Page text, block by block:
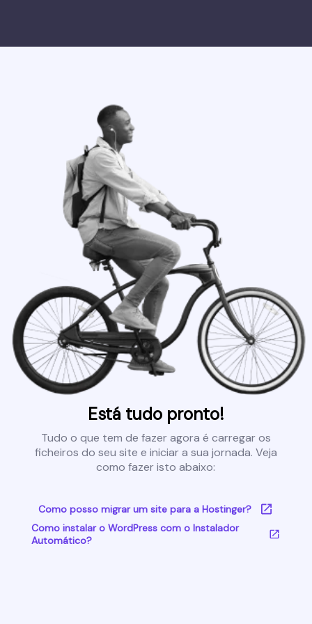
Está tudo pronto!
Tudo o que tem de fazer agora é carregar os
ficheiros do seu site e iniciar a sua jornada. Veja
como fazer isto abaixo:
Como posso migrar um site para a Hostinger?
Como instalar o WordPress com o Instalador
Automático?